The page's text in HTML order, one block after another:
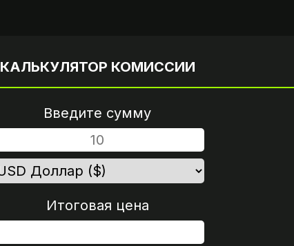
КАЛЬКУЛЯТОР КОМИССИИ
Введите сумму
Итоговая цена